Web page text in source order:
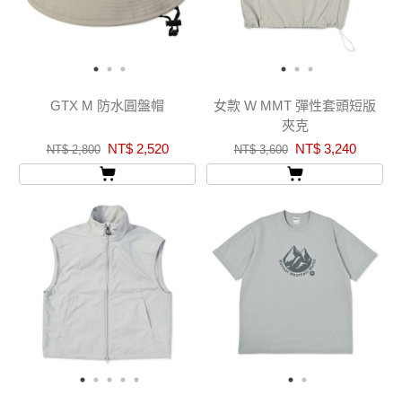
GTX M 防水圓盤帽
NT$ 2,800 NT$ 2,520
女款 W MMT 彈性套頭短版
夾克
NT$ 3,600 NT$ 3,240